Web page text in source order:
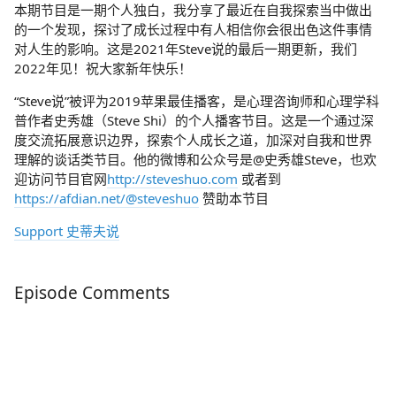
本期节目是一期个人独白，我分享了最近在自我探索当中做出
的一个发现，探讨了成长过程中有人相信你会很出色这件事情
对人生的影响。这是2021年Steve说的最后一期更新，我们
2022年见！祝大家新年快乐！
“Steve说”被评为2019苹果最佳播客，是心理咨询师和心理学科
普作者史秀雄（Steve Shi）的个人播客节目。这是一个通过深
度交流拓展意识边界，探索个人成长之道，加深对自我和世界
理解的谈话类节目。他的微博和公众号是@史秀雄Steve，也欢
迎访问节目官网http://steveshuo.com 或者到
https://afdian.net/@steveshuo 赞助本节目
Support 史蒂夫说
Episode Comments